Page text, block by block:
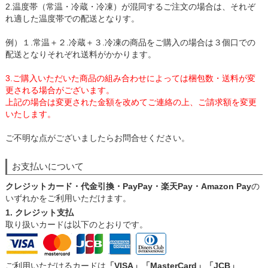
2.温度帯（常温・冷蔵・冷凍）が混同するご注文の場合は、それぞ
れ適した温度帯での配送となりす。
例）１.常温＋２.冷蔵＋３.冷凍の商品をご購入の場合は３個口での
配送となりそれぞれ送料がかかります。
3.ご購入いただいた商品の組み合わせによっては梱包数・送料が変
更される場合がございます。
上記の場合は変更された金額を改めてご連絡の上、ご請求額を変更
いたします。
ご不明な点がございましたらお問合せください。
お支払いについて
クレジットカード・代金引換・PayPay・楽天Pay・Amazon Payの
いずれかをご利用いただけます。
1. クレジット支払
取り扱いカードは以下のとおりです。
ご利用いただけるカードは 「VISA」「MasterCard」「JCB」